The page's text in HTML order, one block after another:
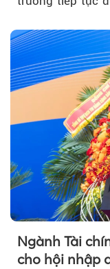
nhiệt và niềm
Ngành Tài
cho hội nhập